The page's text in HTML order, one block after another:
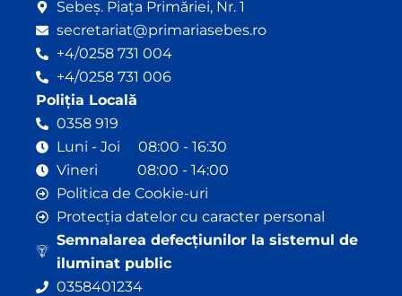
Sebeș. Piața Primăriei, Nr. 1
secretariat@primariasebes.ro
+4/0258 731 004
+4/0258 731 006
Poliția Locală
0358 919
Luni - Joi 08:00 - 16:30
Vineri 08:00 - 14:00
Politica de Cookie-uri
Protecția datelor cu caracter personal
Semnalarea defecțiunilor la sistemul de
iluminat public
0358401234